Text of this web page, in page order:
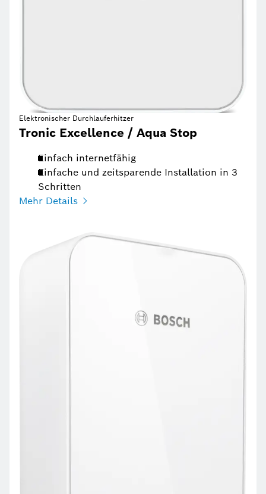
Elektronischer Durchlauferhitzer
Tronic Excellence / Aqua Stop
Einfach internetfähig
Einfache und zeitsparende Installation in 3
Schritten
Mehr Details